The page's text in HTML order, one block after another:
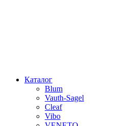
Каталог
Blum
Vauth-Sagel
Cleaf
Vibo